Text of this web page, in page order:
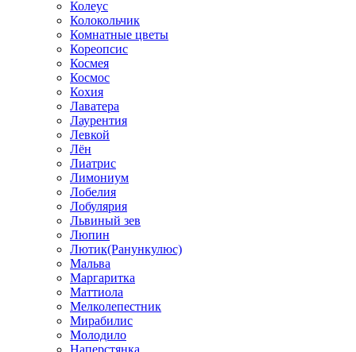
Колеус
Колокольчик
Комнатные цветы
Кореопсис
Космея
Космос
Кохия
Лаватера
Лаурентия
Левкой
Лён
Лиатрис
Лимониум
Лобелия
Лобулярия
Львиный зев
Люпин
Лютик(Ранункулюс)
Мальва
Маргаритка
Маттиола
Мелколепестник
Мирабилис
Молодило